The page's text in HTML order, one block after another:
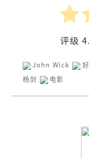
评级
John Wick
杨剑
电影